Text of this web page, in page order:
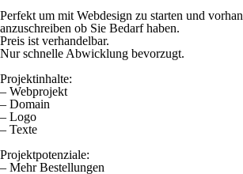
Perfekt um mit Webdesign zu starten und
anzuschreiben ob Sie Bedarf haben.
Preis ist verhandelbar.
Nur schnelle Abwicklung bevorzugt.
Projektinhalte:
– Webprojekt
– Domain
– Logo
– Texte
Projektpotenziale:
– Mehr Bestellungen